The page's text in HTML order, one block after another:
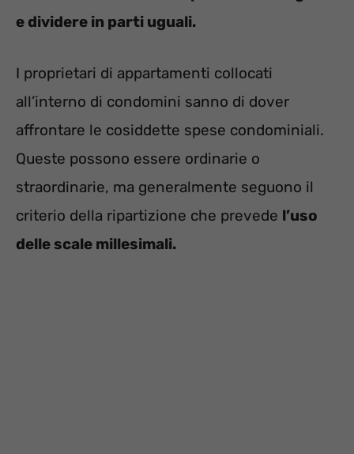
e dividere in parti uguali.
I proprietari di appartamenti collocati
all’interno di condomini sanno di dover
affrontare le cosiddette spese condominiali.
Queste possono essere ordinarie o
straordinarie, ma generalmente seguono il
criterio della ripartizione che prevede l’uso
delle scale millesimali.